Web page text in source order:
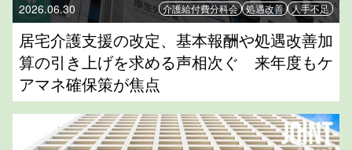
2026.06.30 介護給付費分科会 処遇改善 人手不足
居宅介護支援の改定、基本報酬や処遇改善加
算の引き上げを求める声相次ぐ 来年度もケ
アマネ確保策が焦点